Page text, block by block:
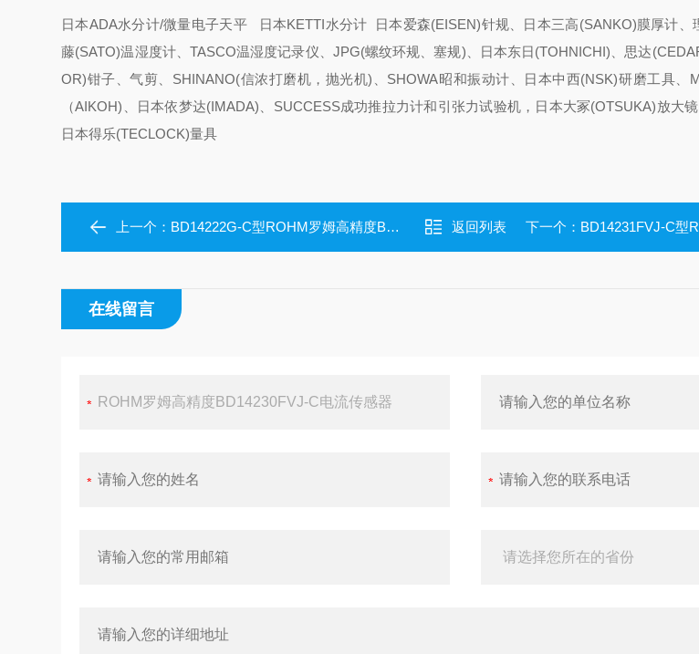
日本ADA水分计/微量电子天平 日本KETTI水分计 日本爱森(EISEN)针规、日本三高(SANKO)膜厚计、
藤(SATO)温湿度计、TASCO温湿度记录仪、JPG(螺纹环规、塞规)、日本东日(TOHNICHI)、思达
OR)钳子、气剪、SHINANO(信浓打磨机，抛光机)、SHOWA昭和振动计、日本中西(NSK)研磨工具、
（AIKOH)、日本依梦达(IMADA)、SUCCESS成功推拉力计和引张力试验机，日本大冢(OTSUKA)放大
日本得乐(TECLOCK)量具
上一个： BD14222G-C型ROHM罗姆高精度BD14222G-C电流传感器 返回列表 下一个： BD14231FVJ-C型ROHM罗姆高
在线留言